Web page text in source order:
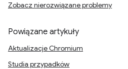
Zobacz nierozwiązane problemy
Powiązane artykuły
Aktualizacje Chromium
Studia przypadków